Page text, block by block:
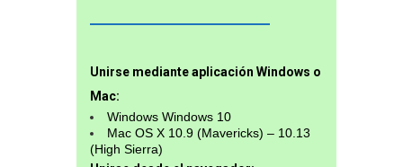
Unirse mediante aplicación Windows o
Mac:
Windows Windows 10
Mac OS X 10.9 (Mavericks) – 10.13
(High Sierra)